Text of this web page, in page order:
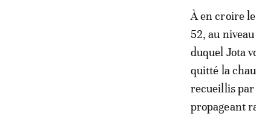
À en croire
52, au
duquel Jota
quitté la
recueillis par
propageant